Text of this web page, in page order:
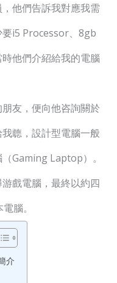
他們告訴我對應我需
要i5 Processor、8gb
他們介紹給我的電腦
友，便向他咨詢關於
聼，設計型電腦一般
Gaming Laptop）。
戲電腦，最終以約四
腦。
介